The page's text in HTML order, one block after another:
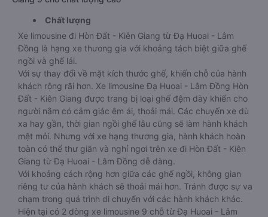
Chất lượng
Xe limousine đi Hòn Đất - Kiên Giang từ Đạ Huoai - Lâm
Đồng là hạng xe thương gia với khoảng tách biệt giữa ghế
ngồi và ghế lái.
Với sự thay đổi về mặt kích thước ghế, khiến chỗ của hành
khách rộng rãi hơn. Xe limousine Đạ Huoai - Lâm Đồng Hòn
Đất - Kiên Giang được trang bị loại ghế đệm dày khiến cho
người nằm có cảm giác êm ái, thoải mái. Các chuyến xe dù
xa hay gần, thời gian ngồi ghế lâu cũng sẽ làm hành khách
mệt mỏi. Nhưng với xe hạng thương gia, hành khách hoàn
toàn có thể thư giãn và nghỉ ngơi trên xe đi Hòn Đất - Kiên
Giang từ Đạ Huoai - Lâm Đồng dễ dàng.
Với khoảng cách rộng hơn giữa các ghế ngồi, không gian
riêng tư của hành khách sẽ thoải mái hơn. Tránh được sự va
chạm trong quá trình di chuyển với các hành khách khác.
Hiện tại có 2 dòng xe limousine 9 chỗ từ Đạ Huoai - Lâm